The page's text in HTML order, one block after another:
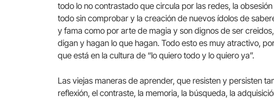
todo lo no contrastado que circula por las redes, la
todo sin comprobar y la creación de nuevos ídolos de
y fama como por arte de magia y son dignos de ser
digan y hagan lo que hagan. Todo esto es muy atractivo,
que está en la cultura de “lo quiero todo y lo quiero ya”.
Las viejas maneras de aprender, que resisten y persisten
reflexión, el contraste, la memoria, la búsqueda, la